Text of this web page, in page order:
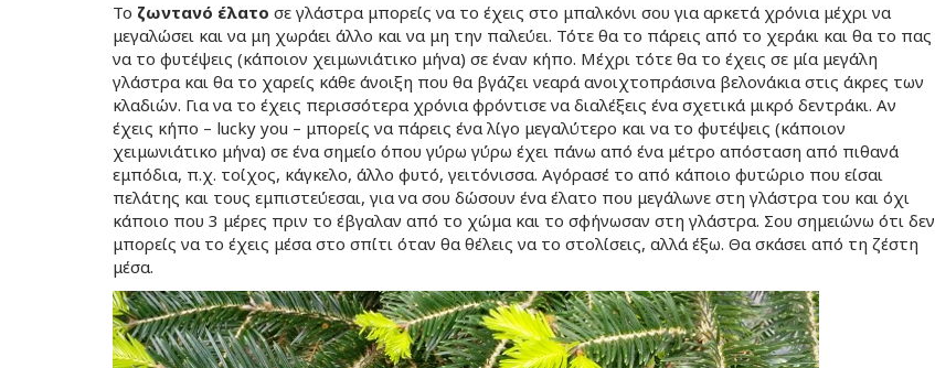
Το ζωντανό έλατο σε γλάστρα μπορείς να το έχεις στο μπαλκόνι σου για αρκετά χρόνια μέχρι να
μεγαλώσει και να μη χωράει άλλο και να μη την παλεύει. Τότε θα το πάρεις από το χεράκι και θα το πας
να το φυτέψεις (κάποιον χειμωνιάτικο μήνα) σε έναν κήπο. Μέχρι τότε θα το έχεις σε μία μεγάλη
γλάστρα και θα το χαρείς κάθε άνοιξη που θα βγάζει νεαρά ανοιχτοπράσινα βελονάκια στις άκρες των
κλαδιών. Για να το έχεις περισσότερα χρόνια φρόντισε να διαλέξεις ένα σχετικά μικρό δεντράκι. Αν
έχεις κήπο – lucky you – μπορείς να πάρεις ένα λίγο μεγαλύτερο και να το φυτέψεις (κάποιον
χειμωνιάτικο μήνα) σε ένα σημείο όπου γύρω γύρω έχει πάνω από ένα μέτρο απόσταση από πιθανά
εμπόδια, π.χ. τοίχος, κάγκελο, άλλο φυτό, γειτόνισσα. Αγόρασέ το από κάποιο φυτώριο που είσαι
πελάτης και τους εμπιστεύεσαι, για να σου δώσουν ένα έλατο που μεγάλωνε στη γλάστρα του και όχι
κάποιο που 3 μέρες πριν το έβγαλαν από το χώμα και το σφήνωσαν στη γλάστρα. Σου σημειώνω ότι δεν
μπορείς να το έχεις μέσα στο σπίτι όταν θα θέλεις να το στολίσεις, αλλά έξω. Θα σκάσει από τη ζέστη
μέσα.